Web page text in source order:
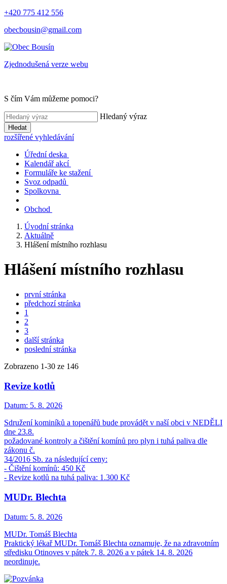
+420 775 412 556
obecbousin@gmail.com
Zjednodušená verze webu
S čím Vám můžeme pomoci?
Hledaný výraz
Hledat
rozšířené vyhledávání
Úřední deska
Kalendář akcí
Formuláře ke stažení
Svoz odpadů
Spolkovna
Obchod
Úvodní stránka
Aktuálně
Hlášení místního rozhlasu
Hlášení místního rozhlasu
první stránka
předchozí stránka
1
2
3
další stránka
poslední stránka
Zobrazeno 1-30 ze 146
Revize kotlů
Datum: 5. 8. 2026
Sdružení kominíků a topenářů bude provádět v naší obci v NEDĚLI
dne 23.8.
požadované kontroly a čištění komínů pro plyn i tuhá paliva dle
zákonu č.
34/2016 Sb. za následující ceny:
- Čištění komínů: 450 Kč
- Revize kotlů na tuhá paliva: 1.300 Kč
MUDr. Blechta
Datum: 5. 8. 2026
MUDr. Tomáš Blechta
Praktický lékař MUDr. Tomáš Blechta oznamuje, že na zdravotním
středisku Otinoves v pátek 7. 8. 2026 a v pátek 14. 8. 2026
neordinuje.